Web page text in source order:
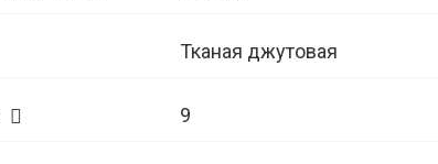
Тканая джутовая
9